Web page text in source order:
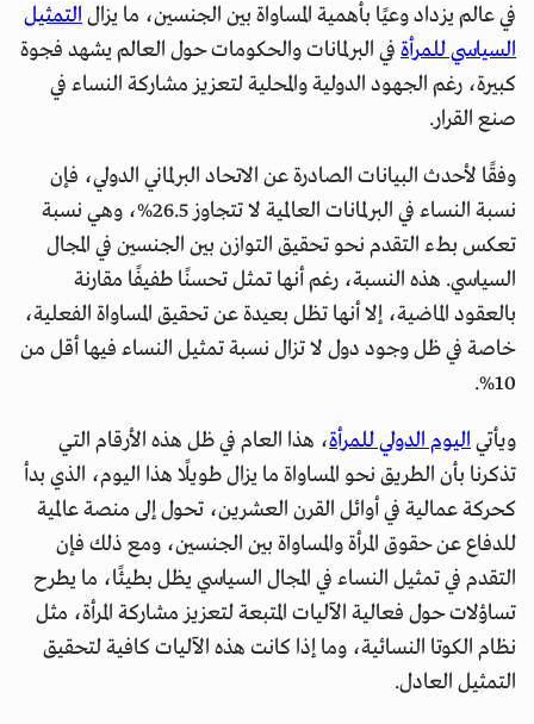
في عالم يزداد وعيًا بأهمية المساواة بين الجنسين، ما يزال التمثيل
السياسي للمرأة في البرلمانات والحكومات حول العالم يشهد فجوة
كبيرة، رغم الجهود الدولية والمحلية لتعزيز مشاركة النساء في
صنع القرار.
وفقًا لأحدث البيانات الصادرة عن الاتحاد البرلماني الدولي، فإن
نسبة النساء في البرلمانات العالمية لا تتجاوز 26.5%، وهي نسبة
تعكس بطء التقدم نحو تحقيق التوازن بين الجنسين في المجال
السياسي. هذه النسبة، رغم أنها تمثل تحسنًا طفيفًا مقارنة
بالعقود الماضية، إلا أنها تظل بعيدة عن تحقيق المساواة الفعلية،
خاصة في ظل وجود دول لا تزال نسبة تمثيل النساء فيها أقل من
10%.
ويأتي اليوم الدولي للمرأة، هذا العام في ظل هذه الأرقام التي
تذكرنا بأن الطريق نحو المساواة ما يزال طويلًا هذا اليوم، الذي بدأ
كحركة عمالية في أوائل القرن العشرين، تحول إلى منصة عالمية
للدفاع عن حقوق المرأة والمساواة بين الجنسين، ومع ذلك فإن
التقدم في تمثيل النساء في المجال السياسي يظل بطيئًا، ما يطرح
تساؤلات حول فعالية الآليات المتبعة لتعزيز مشاركة المرأة، مثل
نظام الكوتا النسائية، وما إذا كانت هذه الآليات كافية لتحقيق
التمثيل العادل.